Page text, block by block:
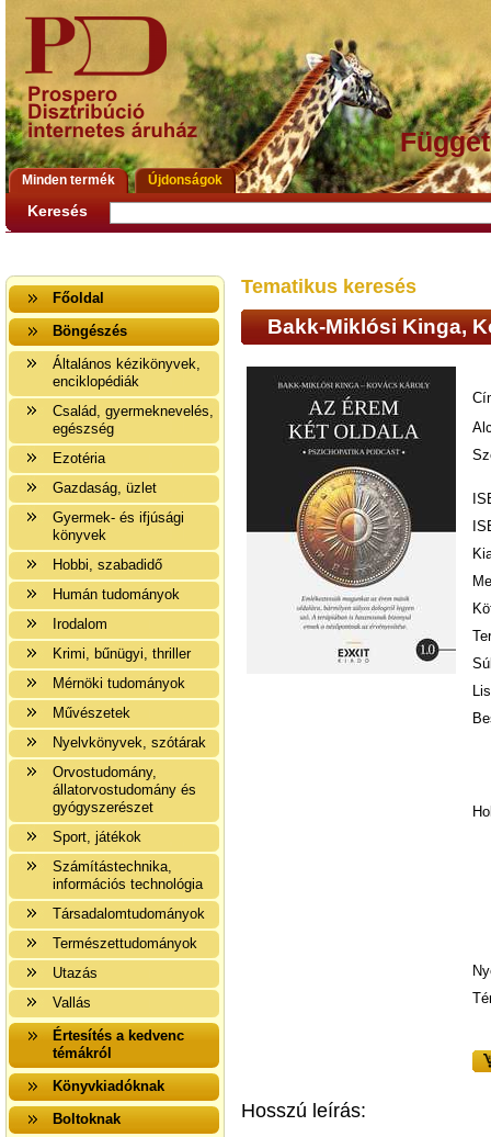
Minden termék Újdonságok
Keresés
Főoldal
Böngészés
Általános kézikönyvek,
enciklopédiák
Család, gyermeknevelés,
egészség
Ezotéria
Gazdaság, üzlet
Gyermek- és ifjúsági
könyvek
Hobbi, szabadidő
Humán tudományok
Irodalom
Krimi, bűnügyi, thriller
Mérnöki tudományok
Művészetek
Nyelvkönyvek, szótárak
Orvostudomány,
állatorvostudomány és
gyógyszerészet
Sport, játékok
Számítástechnika,
információs technológia
Társadalomtudományok
Természettudományok
Utazás
Vallás
Értesítés a kedvenc
témákról
Könyvkiadóknak
Boltoknak
Tematikus keresés
Bakk-Miklósi Kinga,
Hosszú leírás: